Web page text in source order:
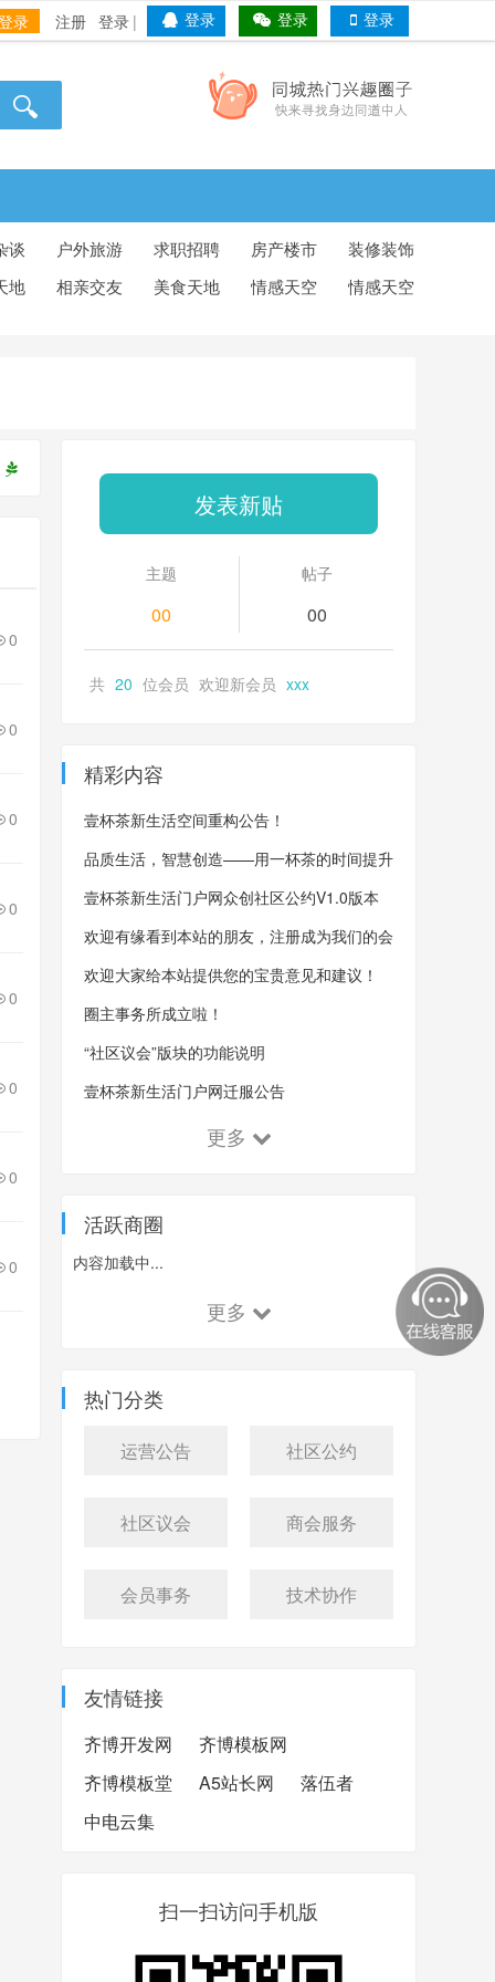
录 注册 |
登录 登录 登录 登录
谈 户外旅游 求职招聘 房产楼市
装修装饰
地
相亲交友 美食天地 情感天空 情感天空
0
0
0
0
0
0
0
0
发表新贴
主题
00
帖子
00
共 20 位会员 欢迎新会员 xxx
精彩内容
壹杯茶新生活空间重构公告！
品质生活，智慧创造——用一杯茶的时间提升
自我，观心斋打造综合生活门户网
壹杯茶新生活门户网众创社区公约V1.0版本
欢迎有缘看到本站的朋友，注册成为我们的会
员！
欢迎大家给本站提供您的宝贵意见和建议！
圈主事务所成立啦！
“社区议会”版块的功能说明
壹杯茶新生活门户网迁服公告
更多
活跃商圈
内容加载中...
更多
热门分类
运营公告 社区公约
社区议会 商会服务
会员事务 技术协作
友情链接
齐博开发网
齐博模板网
齐博模板堂
A5站长网
落伍者
中电云集
扫一扫访问手机版